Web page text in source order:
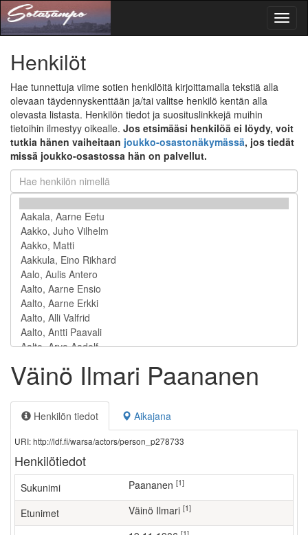
Henkilöt
Hae tunnettuja viime sotien henkilöitä kirjoittamalla tekstiä alla
olevaan täydennyskenttään ja/tai valitse henkilö kentän alla
olevasta listasta. Henkilön tiedot ja suosituslinkkejä muihin
tietoihin ilmestyy oikealle. Jos etsimääsi henkilöä ei löydy, voit
tutkia hänen vaiheitaan joukko-osastonäkymässä, jos tiedät
missä joukko-osastossa hän on palvellut.
Väinö Ilmari Paananen
Henkilön tiedot Aikajana
URI: http://ldf.fi/warsa/actors/person_p278733
Henkilötiedot
Sukunimi Paananen [1]
Etunimet Väinö Ilmari [1]